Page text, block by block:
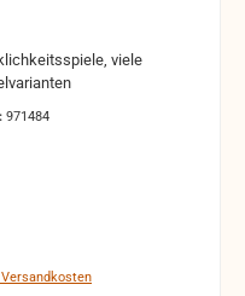
viele
971484
Preis: